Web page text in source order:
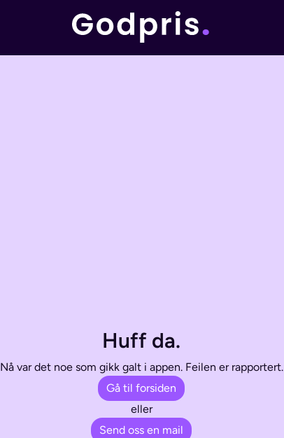
Huff da.
Nå var det noe som gikk galt i appen. Feilen er rapportert.
Gå til forsiden
eller
Send oss en mail